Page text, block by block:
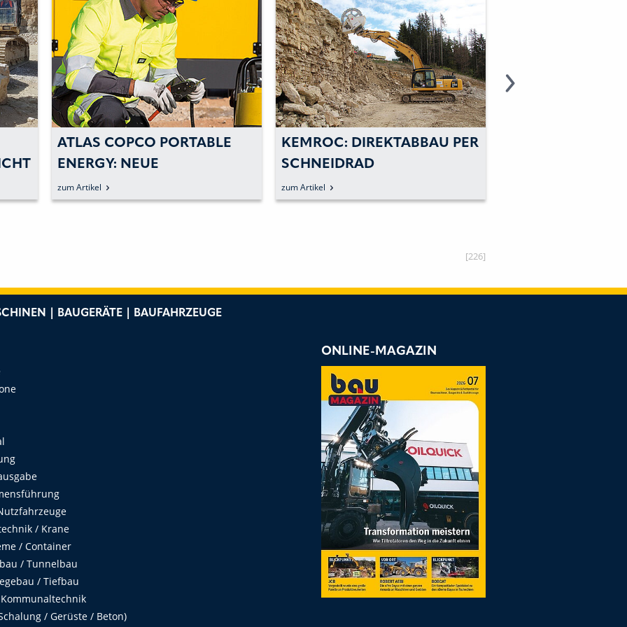
ATLAS COPCO PORTABLE
ENERGY: NEUE
ENTWÄSSERUNGSPUMPEN
SETZEN AUF »PLUG AND
zum Artikel
KEMROC: DIREKTABBAU PER
SCHNEIDRAD
zum Artikel
[226]
| BAUGERÄTE | BAUFAHRZEUGE
/ Krane
/ Container
/ Tunnelbau
/ Tiefbau
/ Gerüste / Beton)
ONLINE-MAGAZIN